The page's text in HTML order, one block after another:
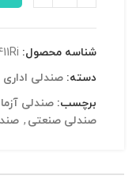
شناسه محصول:
دسته: صندلی اداری
برچسب: صندلی
صندلی صنعتی ,